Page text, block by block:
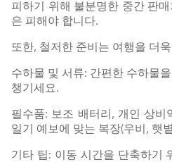
피하기 위해 불분명한 중간 판
은 피해야 합니다.
또한, 철저한 준비는 여행을 더
수하물 및 서류: 간편한 수하물
챙기세요.
필수품: 보조 배터리, 개인 상비
일기 예보에 맞는 복장(우비, 햇
기타 팁: 이동 시간을 단축하기